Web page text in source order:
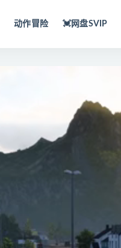
动作冒险 💓网盘SVIP